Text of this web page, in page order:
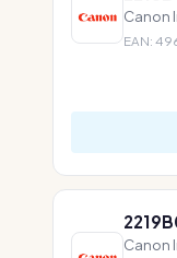
Canon
EAN:
Canon